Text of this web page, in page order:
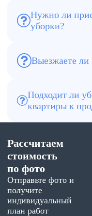
Нужно ли
уборки?
Нет, можно
Выезжаете ли
Да, работаем по
Подходит ли
квартиры к
Да, клининг
перед продажей
Рассчитаем
стоимость
по фото
Отправьте фото и
получите
индивидуальный
план работ